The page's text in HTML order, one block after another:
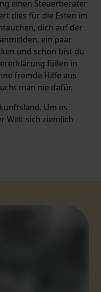
einen Steuerberater
dies für die Esten im
dich auf der
ein paar
und schon bist du
füllen in
fremde Hilfe aus
man nie dafür.
Um es
Welt sich ziemlich